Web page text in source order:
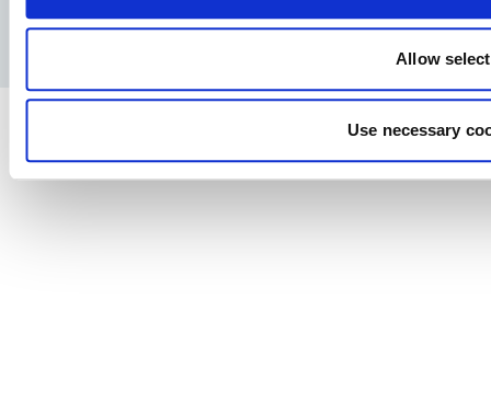
Allow
Use necessary